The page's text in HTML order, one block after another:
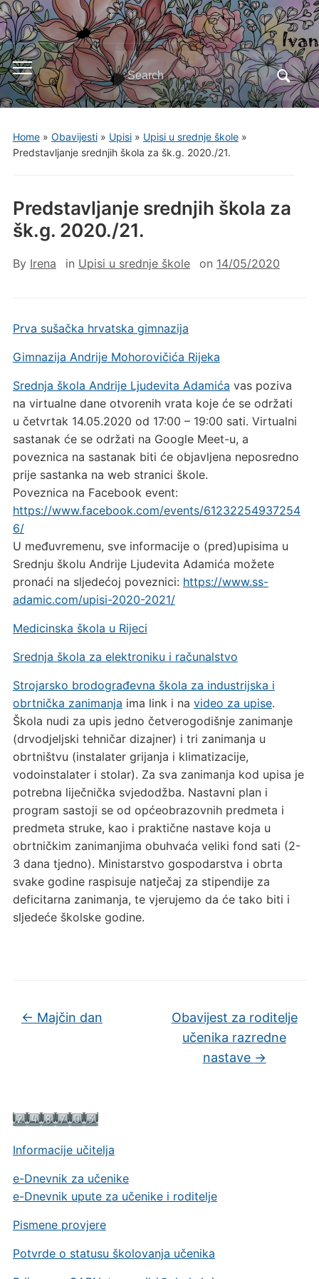
Toggle
mobile
menu
Search
for:
Home» Obavijesti» Upisi» Upisi u srednje škole»
Predstavljanje srednjih škola za šk.g. 2020./21.
Informacije učitelja
e-Dnevnik za učenike
e-Dnevnik upute za učenike i roditelje
Pismene provjere
Potvrde o statusu školovanja učenika
Predstavljanje srednjih škola za
šk.g. 2020./21.
By Irena in Upisi u srednje škole on 14/05/2020
Prva sušačka hrvatska gimnazija
Gimnazija Andrije Mohorovičića Rijeka
Srednja škola Andrije Ljudevita Adamića vas poziva
na virtualne dane otvorenih vrata koje će se održati
u četvrtak 14.05.2020 od 17:00 – 19:00 sati. Virtualni
sastanak će se održati na Google Meet-u, a
poveznica na sastanak biti će objavljena neposredno
prije sastanka na web stranici škole.
Poveznica na Facebook event:
https://www.facebook.com/events/61232254937254
6/
U međuvremenu, sve informacije o (pred)upisima u
Srednju školu Andrije Ljudevita Adamića možete
pronaći na sljedećoj poveznici: https://www.ss-
adamic.com/upisi-2020-2021/
Medicinska škola u Rijeci
Srednja škola za elektroniku i računalstvo
Strojarsko brodograđevna škola za industrijska i
obrtnička zanimanja ima link i na video za upise.
Škola nudi za upis jedno četverogodišnje zanimanje
(drvodjeljski tehničar dizajner) i tri zanimanja u
obrtništvu (instalater grijanja i klimatizacije,
vodoinstalater i stolar). Za sva zanimanja kod upisa je
potrebna liječnička svjedodžba. Nastavni plan i
program sastoji se od općeobrazovnih predmeta i
predmeta struke, kao i praktične nastave koja u
obrtničkim zanimanjima obuhvaća veliki fond sati (2-
3 dana tjedno). Ministarstvo gospodarstva i obrta
svake godine raspisuje natječaj za stipendije za
deficitarna zanimanja, te vjerujemo da će tako biti i
sljedeće školske godine.
← Majčin dan
Obavijest za roditelje
učenika razredne
nastave →